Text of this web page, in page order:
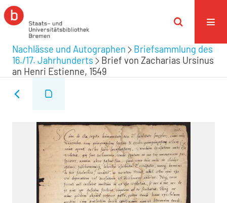
Nachlässe und Autographen
Briefsammlung des
16./17. Jahrhunderts
Brief von Zacharias Ursinus
an Henri Estienne, 1549